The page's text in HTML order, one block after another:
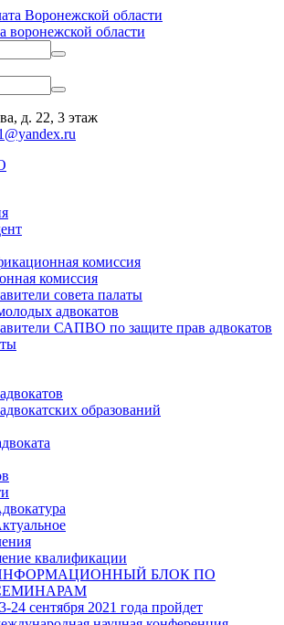
воронежской области
д. 22, 3 этаж
комиссия
комиссия
совета палаты
адвокатов
САПВО по защите прав адвокатов
образований
квалификации
БЛОК ПО
24 сентября 2021 года пройдет